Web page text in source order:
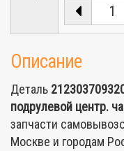
Описание
Деталь
подрулевой центр.
запчасти
Москве и городам